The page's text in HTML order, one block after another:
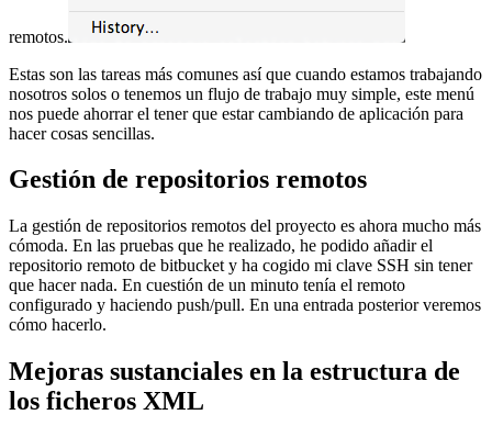
remotos.
Estas son las tareas más comunes así que cuando estamos trabajando
nosotros solos o tenemos un flujo de trabajo muy simple, este menú
nos puede ahorrar el tener que estar cambiando de aplicación para
hacer cosas sencillas.
Gestión de repositorios remotos
La gestión de repositorios remotos del proyecto es ahora mucho más
cómoda. En las pruebas que he realizado, he podido añadir el
repositorio remoto de bitbucket y ha cogido mi clave SSH sin tener
que hacer nada. En cuestión de un minuto tenía el remoto
configurado y haciendo push/pull. En una entrada posterior veremos
cómo hacerlo.
Mejoras sustanciales en la estructura de
los ficheros XML